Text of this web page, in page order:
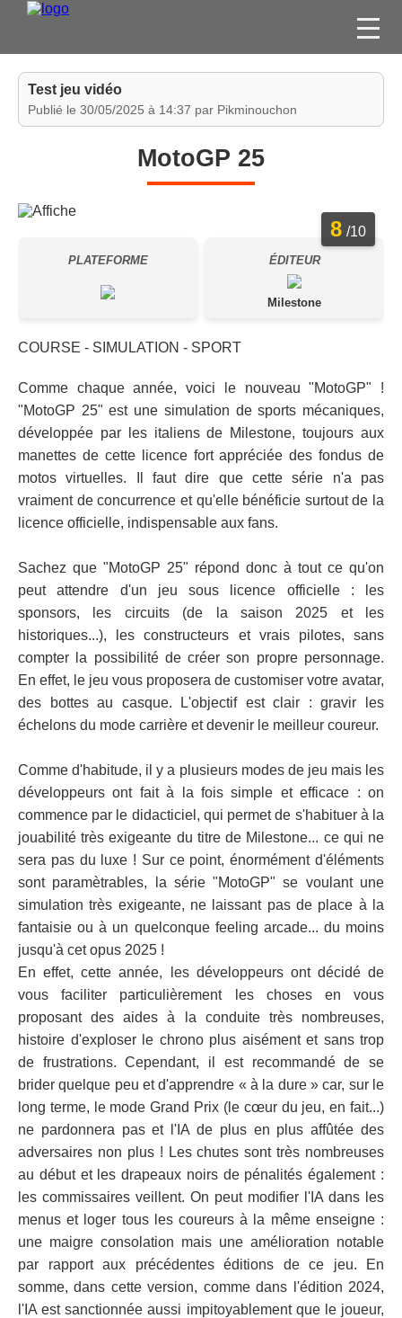
FILMS
JEUX VIDÉO
ESPACE
MEMBRE
Test jeu vidéo
Publié le 30/05/2025 à 14:37 par Pikminouchon
MotoGP 25
8 /10
PLATEFORME ÉDITEUR
Milestone
COURSE - SIMULATION - SPORT
Comme chaque année, voici le nouveau "MotoGP" !
"MotoGP 25" est une simulation de sports mécaniques,
développée par les italiens de Milestone, toujours aux
manettes de cette licence fort appréciée des fondus de
motos virtuelles. Il faut dire que cette série n'a pas
vraiment de concurrence et qu'elle bénéficie surtout de la
licence officielle, indispensable aux fans.
Sachez que "MotoGP 25" répond donc à tout ce qu'on
peut attendre d'un jeu sous licence officielle : les
sponsors, les circuits (de la saison 2025 et les
historiques...), les constructeurs et vrais pilotes, sans
compter la possibilité de créer son propre personnage.
En effet, le jeu vous proposera de customiser votre avatar,
des bottes au casque. L'objectif est clair : gravir les
échelons du mode carrière et devenir le meilleur coureur.
Comme d'habitude, il y a plusieurs modes de jeu mais les
développeurs ont fait à la fois simple et efficace : on
commence par le didacticiel, qui permet de s'habituer à la
jouabilité très exigeante du titre de Milestone... ce qui ne
sera pas du luxe ! Sur ce point, énormément d'éléments
sont paramètrables, la série "MotoGP" se voulant une
simulation très exigeante, ne laissant pas de place à la
fantaisie ou à un quelconque feeling arcade... du moins
jusqu'à cet opus 2025 !
En effet, cette année, les développeurs ont décidé de
vous faciliter particulièrement les choses en vous
proposant des aides à la conduite très nombreuses,
histoire d'exploser le chrono plus aisément et sans trop
de frustrations. Cependant, il est recommandé de se
brider quelque peu et d'apprendre « à la dure » car, sur le
long terme, le mode Grand Prix (le cœur du jeu, en fait...)
ne pardonnera pas et l'IA de plus en plus affûtée des
adversaires non plus ! Les chutes sont très nombreuses
au début et les drapeaux noirs de pénalités également :
les commissaires veillent. On peut modifier l'IA dans les
menus et loger tous les coureurs à la même enseigne :
une maigre consolation mais une amélioration notable
par rapport aux précédentes éditions de ce jeu. En
somme, dans cette version, comme dans l'édition 2024,
l'IA est sanctionnée aussi impitoyablement que le joueur,